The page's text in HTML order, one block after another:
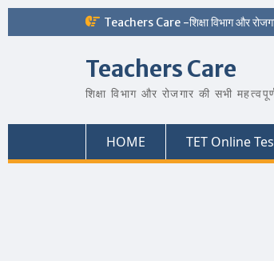
to
Teachers Care -शिक्षा विभाग और
Teachers Care
शिक्षा विभाग और रोजगार की सभी
HOME TET Online